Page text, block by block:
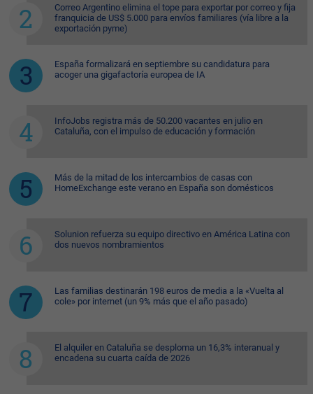
Correo Argentino elimina el tope para exportar por correo y fija
franquicia de US$ 5.000 para envíos familiares (vía libre a la
exportación pyme)
España formalizará en septiembre su candidatura para
acoger una gigafactoría europea de IA
InfoJobs registra más de 50.200 vacantes en julio en
Cataluña, con el impulso de educación y formación
Más de la mitad de los intercambios de casas con
HomeExchange este verano en España son domésticos
Solunion refuerza su equipo directivo en América Latina con
dos nuevos nombramientos
Las familias destinarán 198 euros de media a la «Vuelta al
cole» por internet (un 9% más que el año pasado)
El alquiler en Cataluña se desploma un 16,3% interanual y
encadena su cuarta caída de 2026